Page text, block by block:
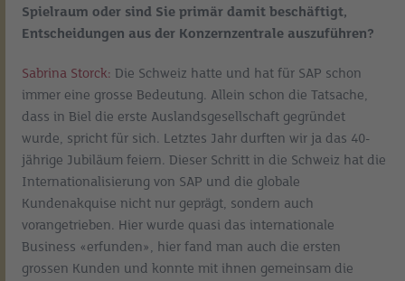
Spielraum oder sind Sie primär damit beschäftigt,
Entscheidungen aus der Konzernzentrale auszuführen?
Sabrina Storck: Die Schweiz hatte und hat für SAP schon
immer eine grosse Bedeutung. Allein schon die Tatsache,
dass in Biel die erste Auslandsgesellschaft gegründet
wurde, spricht für sich. Letztes Jahr durften wir ja das 40-
jährige Jubiläum feiern. Dieser Schritt in die Schweiz hat die
Internationalisierung von SAP und die globale
Kundenakquise nicht nur geprägt, sondern auch
vorangetrieben. Hier wurde quasi das internationale
Business «erfunden», hier fand man auch die ersten
grossen Kunden und konnte mit ihnen gemeinsam die